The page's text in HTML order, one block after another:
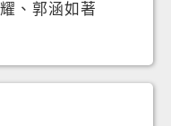
、郭涵如著